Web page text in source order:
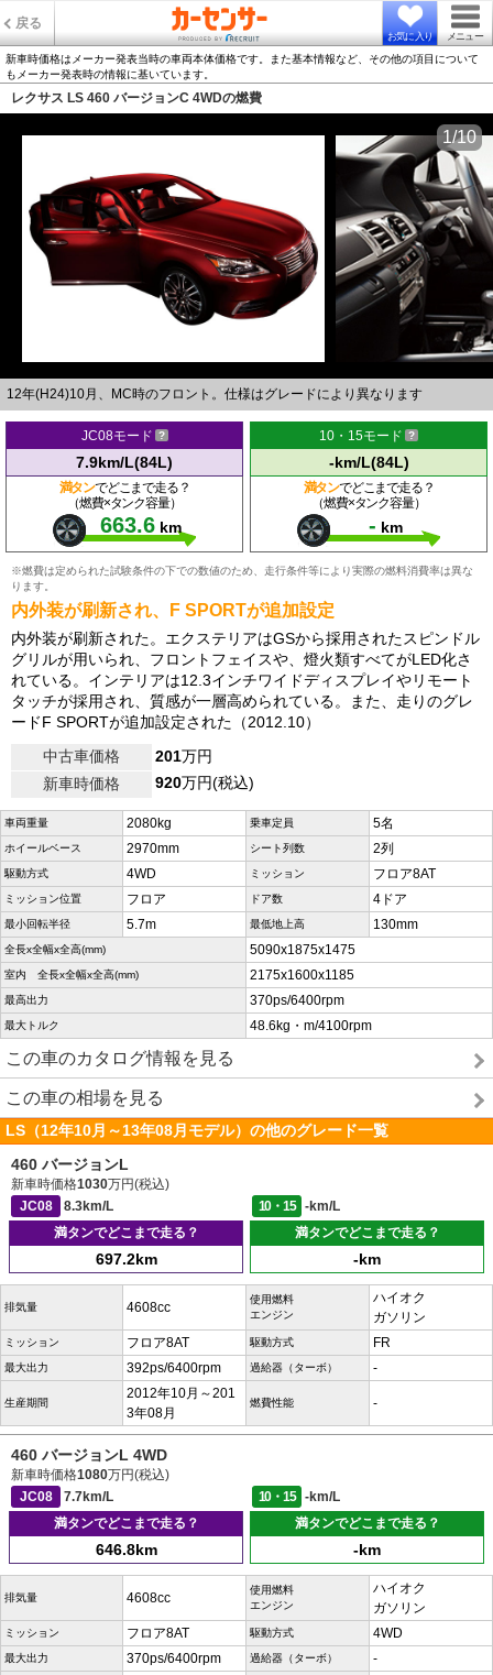
戻る
お気に入り メニュー
新車時価格はメーカー発表当時の車両本体価格です。また基本情報など、その他の項目について
もメーカー発表時の情報に基いています。
レクサス LS 460 バージョンC 4WDの燃費
12年(H24)10月、MC時のフロント。仕様はグレードにより異なります
1/10
JC08モード
7.9km/L(84L)
満タンでどこまで走る？
（燃費×タンク容量）
663.6 km
10・15モード
-km/L(84L)
満タンでどこまで走る？
（燃費×タンク容量）
- km
※燃費は定められた試験条件の下での数値のため、走行条件等により実際の燃料消費率は異な
ります。
内外装が刷新され、F SPORTが追加設定
内外装が刷新された。エクステリアはGSから採用されたスピンドル
グリルが用いられ、フロントフェイスや、燈火類すべてがLED化さ
れている。インテリアは12.3インチワイドディスプレイやリモート
タッチが採用され、質感が一層高められている。また、走りのグレ
ードF SPORTが追加設定された（2012.10）
中古車価格
201万円
新車時価格
920万円(税込)
車両重量 2080kg 乗車定員 5名
ホイールベース 2970mm シート列数 2列
駆動方式 4WD ミッション フロア8AT
ミッション位置 フロア ドア数 4ドア
最小回転半径 5.7m 最低地上高 130mm
全長x全幅x全高(mm) 5090x1875x1475
室内 全長x全幅x全高(mm) 2175x1600x1185
最高出力 370ps/6400rpm
最大トルク 48.6kg・m/4100rpm
この車のカタログ情報を見る
この車の相場を見る
LS（12年10月～13年08月モデル）の他のグレード一覧
460 バージョンL
新車時価格1030万円(税込)
JC08
8.3km/L 10・15
-km/L
満タンでどこまで走る？
697.2km
満タンでどこまで走る？
-km
排気量 4608cc
使用燃料
エンジン
ハイオク
ガソリン
ミッション フロア8AT 駆動方式 FR
最大出力 392ps/6400rpm 過給器（ターボ） -
生産期間
2012年10月～201
3年08月
燃費性能 -
460 バージョンL 4WD
新車時価格1080万円(税込)
JC08
7.7km/L 10・15
-km/L
満タンでどこまで走る？
646.8km
満タンでどこまで走る？
-km
排気量 4608cc
使用燃料
エンジン
ハイオク
ガソリン
ミッション フロア8AT 駆動方式 4WD
最大出力 370ps/6400rpm 過給器（ターボ） -